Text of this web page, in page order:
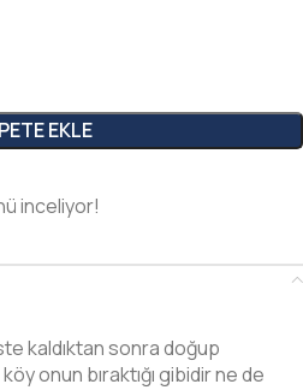
EKLE
inceliyor!
kaldıktan sonra doğup
onun bıraktığı gibidir ne de